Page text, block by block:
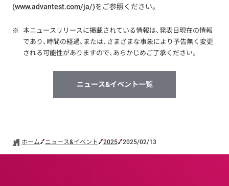
(www.advantest.com/ja/)をご参照ください。
※
本ニュースリリースに掲載されている情報は、発表日現在の情報
であり、時間の経過、または、さまざまな事象により予告無く変更
される可能性がありますので、あらかじめご了承ください。
ニュース&イベント一覧
ホーム ニュース&イベント 2025 2025/02/13